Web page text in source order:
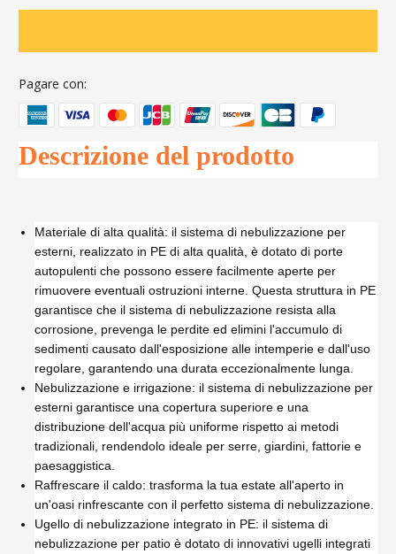
Pagare con:
Descrizione del prodotto
Materiale di alta qualità: il sistema di nebulizzazione per
esterni, realizzato in PE di alta qualità, è dotato di porte
autopulenti che possono essere facilmente aperte per
rimuovere eventuali ostruzioni interne. Questa struttura in PE
garantisce che il sistema di nebulizzazione resista alla
corrosione, prevenga le perdite ed elimini l'accumulo di
sedimenti causato dall'esposizione alle intemperie e dall'uso
regolare, garantendo una durata eccezionalmente lunga.
Nebulizzazione e irrigazione: il sistema di nebulizzazione per
esterni garantisce una copertura superiore e una
distribuzione dell'acqua più uniforme rispetto ai metodi
tradizionali, rendendolo ideale per serre, giardini, fattorie e
paesaggistica.
Raffrescare il caldo: trasforma la tua estate all'aperto in
un'oasi rinfrescante con il perfetto sistema di nebulizzazione.
Ugello di nebulizzazione integrato in PE: il sistema di
nebulizzazione per patio è dotato di innovativi ugelli integrati